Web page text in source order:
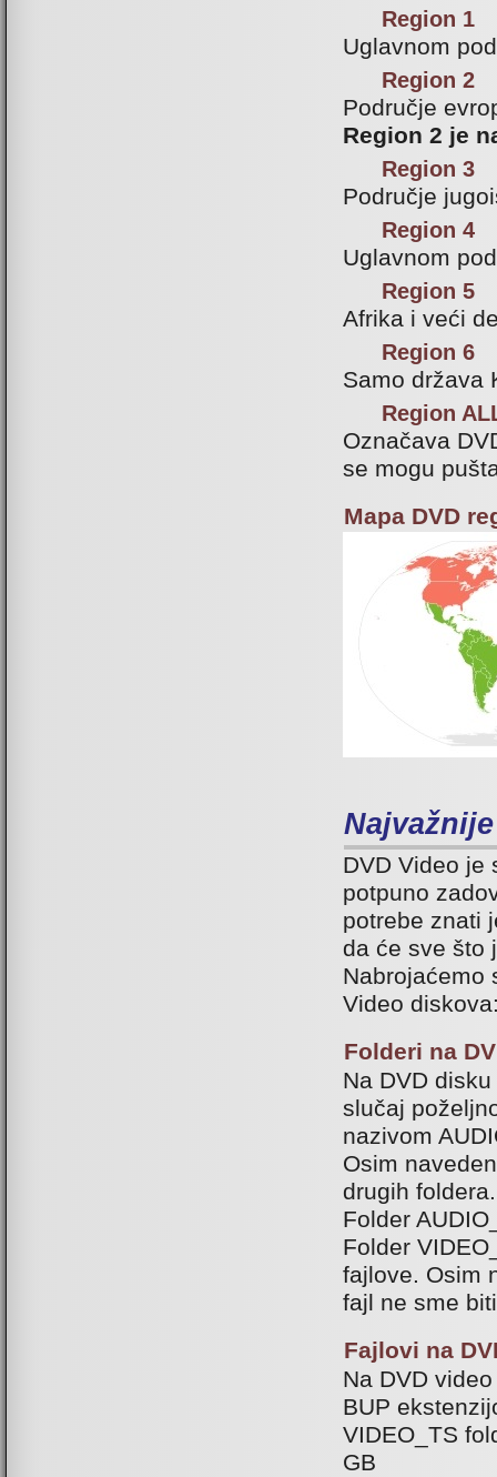
Region 1
Uglavnom
Region 2
Područje
Region 2 je
Region 3
Područje
Region 4
Uglavnom
Region 5
Afrika i veći
Region 6
Samo država
Region
Označava
se mogu
Mapa DVD
DVD Video je
potpuno
potrebe znati
da će sve što
Nabrojaćemo
Video
Folderi na
Na DVD
slučaj
nazivom
Osim
drugih foldera.
Folder
Folder
fajlove. Osim
fajl ne sme
Fajlovi na
Na DVD
BUP
VIDEO_TS
GB